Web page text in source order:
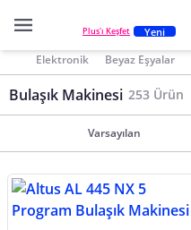
Plus'ı Keşfet Yeni
Elektronik Beyaz Eşyalar
Bulaşık Makinesi 253 Ürün
Varsayılan